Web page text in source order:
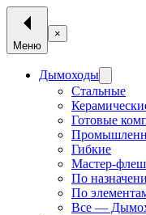
Меню
×
Дымоходы
Стальные
Готовые
Гибкие
Мастер-
По
По
Все —